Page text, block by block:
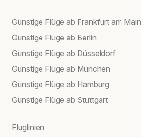
Günstige Flüge ab Frankfurt am Main
Günstige Flüge ab Berlin
Günstige Flüge ab Düsseldorf
Günstige Flüge ab München
Günstige Flüge ab Hamburg
Günstige Flüge ab Stuttgart
Fluglinien